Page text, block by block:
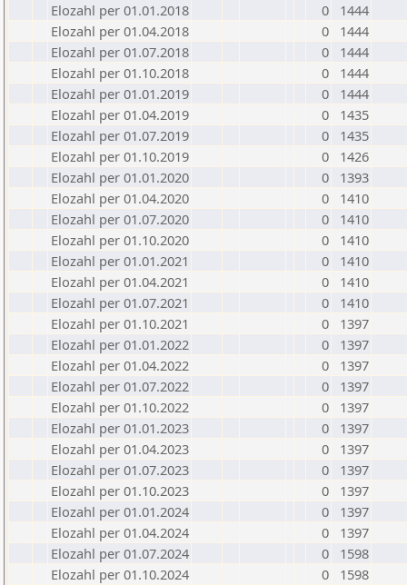
Elozahl per 01.01.2018
0
1444
Elozahl per 01.04.2018
0
1444
Elozahl per 01.07.2018
0
1444
Elozahl per 01.10.2018
0
1444
Elozahl per 01.01.2019
0
1444
Elozahl per 01.04.2019
0
1435
Elozahl per 01.07.2019
0
1435
Elozahl per 01.10.2019
0
1426
Elozahl per 01.01.2020
0
1393
Elozahl per 01.04.2020
0
1410
Elozahl per 01.07.2020
0
1410
Elozahl per 01.10.2020
0
1410
Elozahl per 01.01.2021
0
1410
Elozahl per 01.04.2021
0
1410
Elozahl per 01.07.2021
0
1410
Elozahl per 01.10.2021
0
1397
Elozahl per 01.01.2022
0
1397
Elozahl per 01.04.2022
0
1397
Elozahl per 01.07.2022
0
1397
Elozahl per 01.10.2022
0
1397
Elozahl per 01.01.2023
0
1397
Elozahl per 01.04.2023
0
1397
Elozahl per 01.07.2023
0
1397
Elozahl per 01.10.2023
0
1397
Elozahl per 01.01.2024
0
1397
Elozahl per 01.04.2024
0
1397
Elozahl per 01.07.2024
0
1598
Elozahl per 01.10.2024
0
1598